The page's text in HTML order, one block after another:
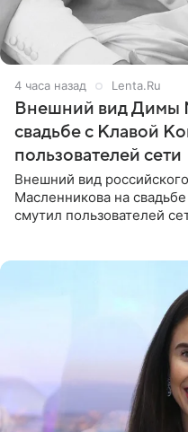
4 часа назад Lenta.Ru
Внешний вид Димы
свадьбе с Клавой
пользователей сети
Внешний вид
Масленникова на
смутил пользователей